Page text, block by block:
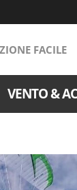
FACILE
VENTO &